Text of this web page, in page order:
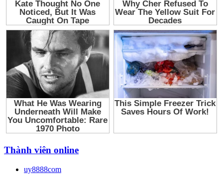
Thành viên online
uy8888com